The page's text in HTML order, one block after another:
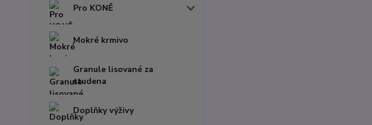
Pro KONĚ
Mokré krmivo
Granule lisované za
studena
Doplňky výživy